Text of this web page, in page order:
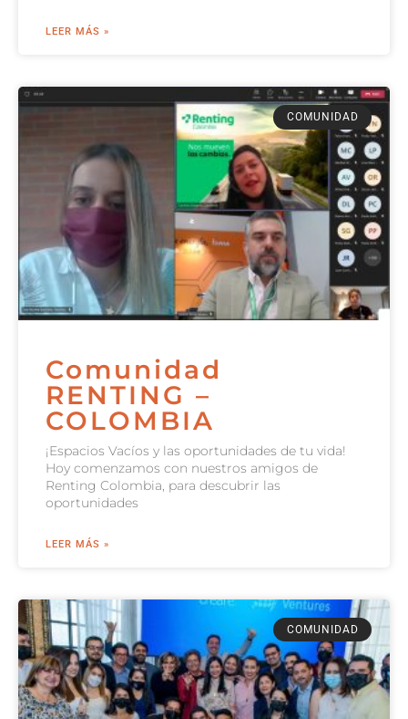
LEER MÁS »
COMUNIDAD
Comunidad
RENTING –
COLOMBIA
¡Espacios Vacíos y las oportunidades de tu vida!
Hoy comenzamos con nuestros amigos de
Renting Colombia, para descubrir las
oportunidades
LEER MÁS »
COMUNIDAD